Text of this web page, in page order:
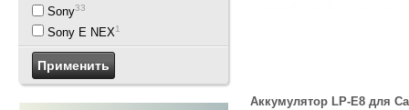
Sony33
Sony E NEX1
Аккумулятор LP-E8 для